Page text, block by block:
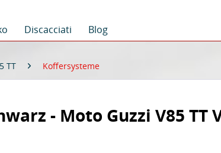
Discacciati Blog
TT Koffersysteme
- Moto Guzzi V85 TT